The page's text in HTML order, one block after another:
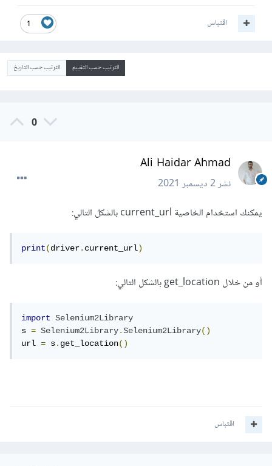
1 اقتباس
الترتيب حسب التقييم الترتيب حسب التاريخ
0
Ali Haidar Ahmad
نشر2 ديسمبر 2021
يمكنك استخدام الخاصية current_url بالشكل التالي:
print(driver.current_url)
أو من خلال get_location بالشكل التالي:
import
Selenium2Library
s = Selenium2Library.Selenium2Library()
url = s.get_location()
اقتباس